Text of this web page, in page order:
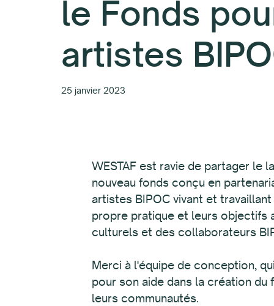
le Fonds
artistes
25 janvier 2023
WESTAF est ravie de partager le
nouveau fonds conçu en
artistes BIPOC vivant et
propre pratique et leurs objectifs
culturels et des collaborateurs
Merci à l'équipe de conception,
pour son aide dans la création
leurs communautés.